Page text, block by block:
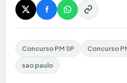
Concurso PM SP Concurso
sao paulo